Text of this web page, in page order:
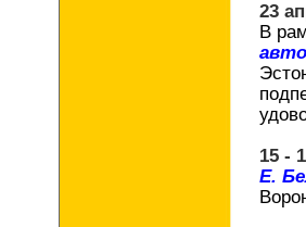
23
В
15 -
Е.